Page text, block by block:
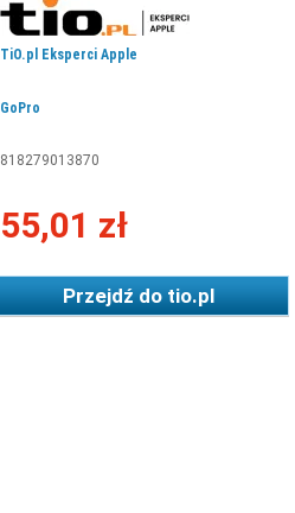
TiO.pl Eksperci Apple
GoPro
818279013870
55,01 zł
Przejdź dotio.pl